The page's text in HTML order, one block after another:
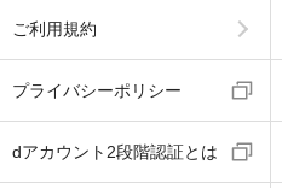
ご利用規約
プライバシーポリシー
dアカウント2段階認証とは